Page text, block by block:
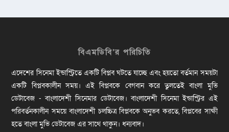
বিএমডিবি’র পরিচিতি
এদেশের সিনেমা ইন্ডাস্ট্রিতে একটি বিপ্লব ঘটতে যাচ্ছে এবং হয়তো বর্তমান সময়টা
একটি বিপ্লবকালীন সময়। এই বিপ্লবকে বেগবান করে তুলতেই বাংলা মুভি
ডেটাবেজ - বাংলাদেশী সিনেমার ডেটাবেজ। বাংলাদেশী সিনেমা ইন্ডাস্ট্রির এই
পরিবর্তনকালীন সময়ে বাংলাদেশী চলচ্চিত্র বিপ্লবকে অনুভব করতে, বিপ্লবের সাক্ষী
হতে বাংলা মুভি ডেটাবেজ এর সাথে থাকুন। ধন্যবাদ।